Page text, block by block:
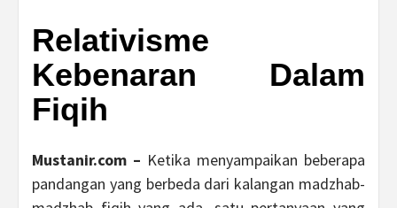
Relativisme
Kebenaran Dalam
Fiqih
Mustanir.com – Ketika menyampaikan beberapa
pandangan yang berbeda dari kalangan madzhab-